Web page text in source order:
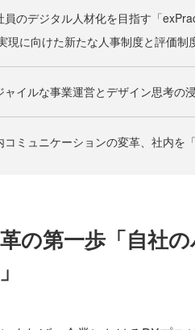
員のデジタル人材化を目指す「
現に向けた新たな人事制度と評価制
ャイルな事業運営とデザイン思考の
コミュニケーションの変革、社内を
の第一歩「自社